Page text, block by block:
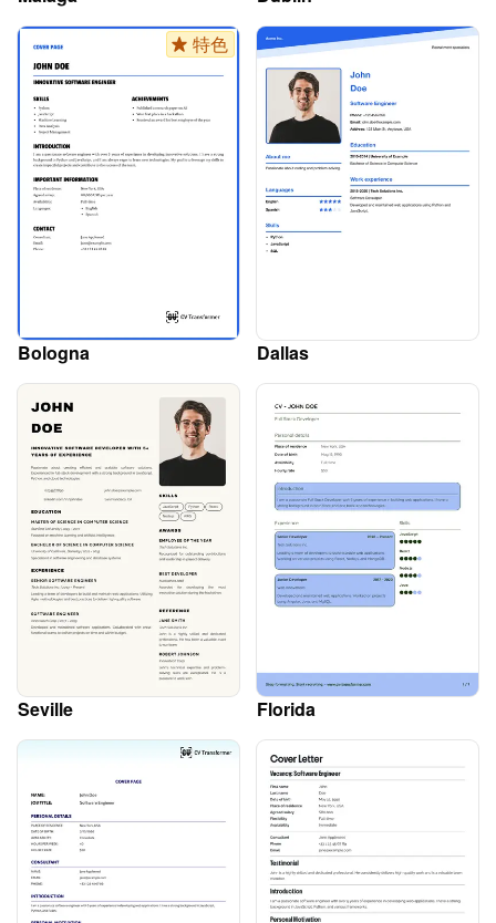
特色
Bologna Dallas
Seville Florida